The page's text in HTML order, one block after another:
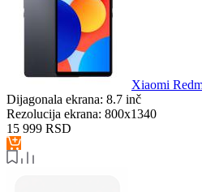
Xiaomi
Dijagonala ekrana: 8.7 inč
Rezolucija ekrana: 800x1340
15 999 RSD